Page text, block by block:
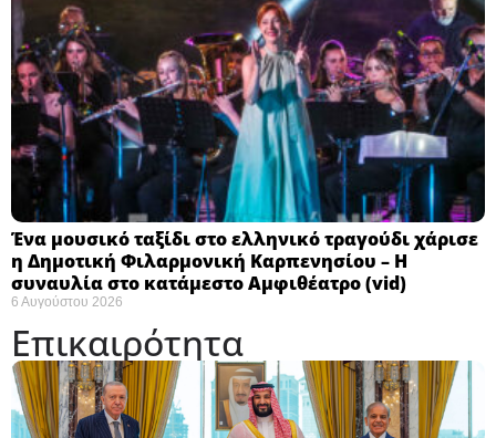
Ένα μουσικό ταξίδι στο ελληνικό τραγούδι χάρισε
η Δημοτική Φιλαρμονική Καρπενησίου – Η
συναυλία στο κατάμεστο Αμφιθέατρο (vid)
6 Αυγούστου 2026
Επικαιρότητα